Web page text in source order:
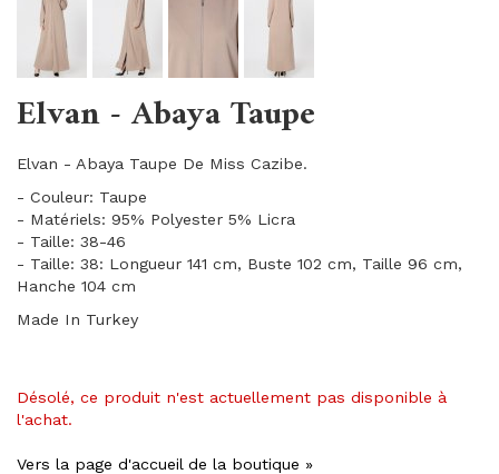
Elvan - Abaya Taupe
Elvan - Abaya Taupe De Miss Cazibe.
- Couleur: Taupe
- Matériels: 95% Polyester 5% Licra
- Taille: 38-46
- Taille: 38: Longueur 141 cm, Buste 102 cm, Taille 96 cm,
Hanche 104 cm
Made In Turkey
Désolé, ce produit n'est actuellement pas disponible à
l'achat.
Vers la page d'accueil de la boutique »